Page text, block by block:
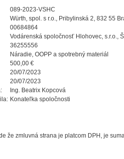
089-2023-VSHC
Würth, spol. s r.o., Pribylinská 2, 832 55
00684864
Vodárenská spoločnosť Hlohovec, s.r.o.,
36255556
Náradie, OOPP a spotrebný materiál
500,00 €
20/07/2023
20/07/2023
Ing. Beatrix Kopcová
Konateľka spoločnosti
že zmluvná strana je platcom DPH, je